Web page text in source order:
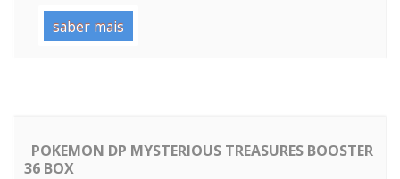
saber mais
POKEMON DP MYSTERIOUS TREASURES BOOSTER
36 BOX